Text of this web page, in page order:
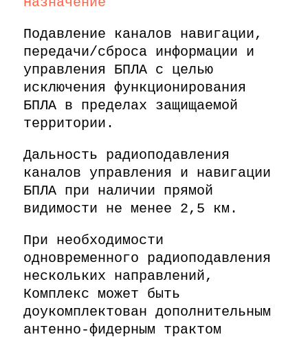
Подавление каналов навигации,
передачи/сброса информации и
управления БПЛА с целью
исключения функционирования
БПЛА в пределах защищаемой
территории.
​Дальность радиоподавления
каналов управления и навигации
БПЛА при наличии прямой
видимости не менее 2,5 км.
При необходимости
одновременного радиоподавления
нескольких направлений,
Комплекс может быть
доукомплектован дополнительным
антенно-фидерным трактом